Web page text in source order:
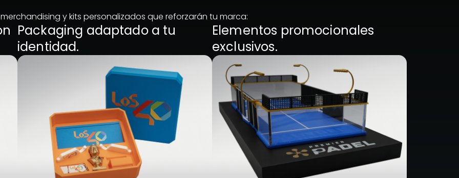
y kits personalizados que reforzarán tu marca:
Packaging adaptado a tu
identidad.
Elementos promocionales
exclusivos.